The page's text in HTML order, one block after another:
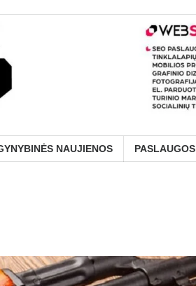
NAUJIENOS PASLAUGOS